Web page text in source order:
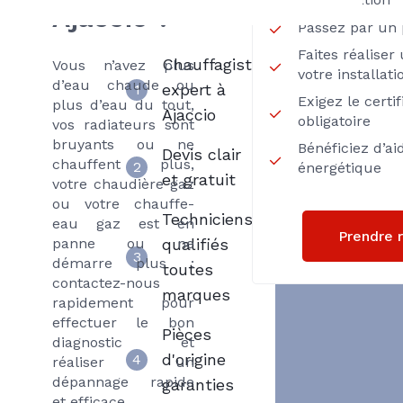
Ajaccio ?
Vous n’avez plus
d’eau chaude ou
plus d’eau du tout,
vos radiateurs sont
bruyants ou ne
chauffent plus,
votre chaudière gaz
ou votre chauffe-
eau gaz est en
panne ou ne
démarre plus :
contactez-nous
rapidement pour
effectuer le bon
diagnostic et
réaliser un
dépannage rapide
Passez par un
Faites réaliser
votre
Exigez le
obligatoire
Bénéficiez
énergétique
Prendre
1
Chauffagiste
expert à
Ajaccio
2
Devis clair
et gratuit
3
Techniciens
qualifiés
toutes
marques
4
Pièces
d'origine
garanties